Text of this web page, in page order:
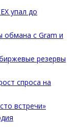
упал до
обмана с Gram и
резервы
спроса на
встречи»